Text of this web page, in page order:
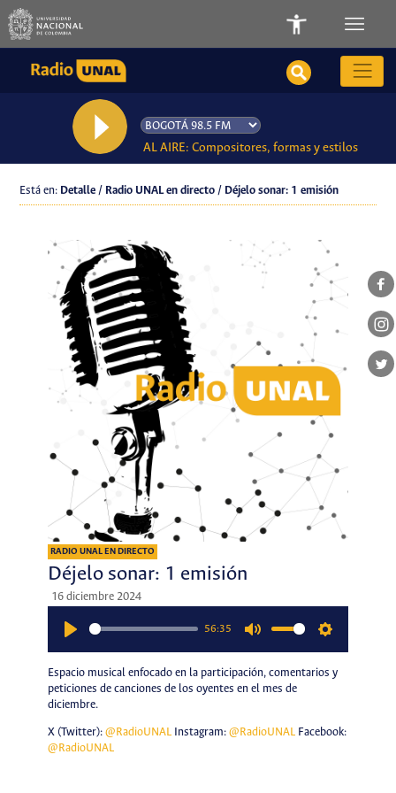
AL AIRE: Compositores, formas y estilos
Está en: Detalle / Radio UNAL en directo / Déjelo sonar: 1 emisión
RADIO UNAL EN DIRECTO
Déjelo sonar: 1 emisión
16 diciembre 2024
56:35
Espacio musical enfocado en la participación, comentarios y
peticiones de canciones de los oyentes en el mes de
diciembre.
X (Twitter): @RadioUNALInstagram: @RadioUNALFacebook:
@RadioUNAL